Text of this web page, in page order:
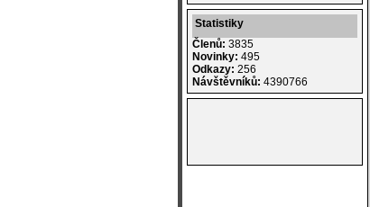
Statistiky
Členů: 3835
Novinky: 495
Odkazy: 256
Návštěvníků: 4390766